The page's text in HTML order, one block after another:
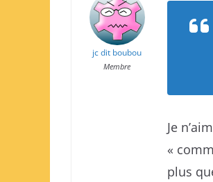
jc dit boubou
Membre
Je
«
plus